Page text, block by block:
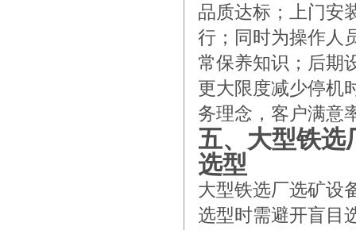
品质达标；上门安
行；同时为操作人
常保养知识；后期
更大限度减少停机
务理念，客户满意
五、大型铁选
选型
大型铁选厂选矿设
选型时需避开盲目